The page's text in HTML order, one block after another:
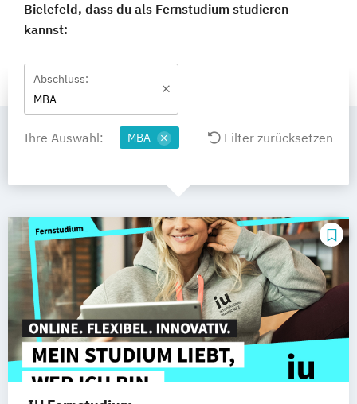
Bielefeld, dass du als Fernstudium studieren
kannst:
Abschluss:
MBA
Ihre Auswahl: MBA Filter zurücksetzen